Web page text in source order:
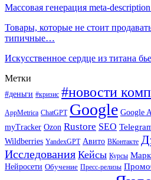
Массовая генерация meta-
Товары, которые не стоит
типичные…
Искусственное сердце из титана
Метки
#деньги #кризис #новости
AppMetrica ChatGPT Google Google
myTracker Ozon Rustore SEO
Wildberries YandexGPT Авито ВКонтакте
Исследования Кейсы Курсы
Нейросети Обучение Пресс-релизы